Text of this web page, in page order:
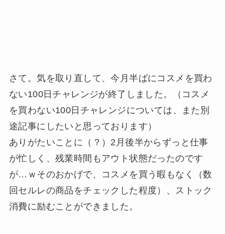
さて。気を取り直して、今月半ばにコスメを買わ
ない100日チャレンジが終了しました。（コスメ
を買わない100日チャレンジについては、また別
途記事にしたいと思っております）
ありがたいことに（？）2月後半からずっと仕事
が忙しく、残業時間もアウト状態だったのです
が…ｗそのおかげで、コスメを買う暇もなく（数
回セルレの商品をチェックした程度）、ストック
消費に励むことができました。